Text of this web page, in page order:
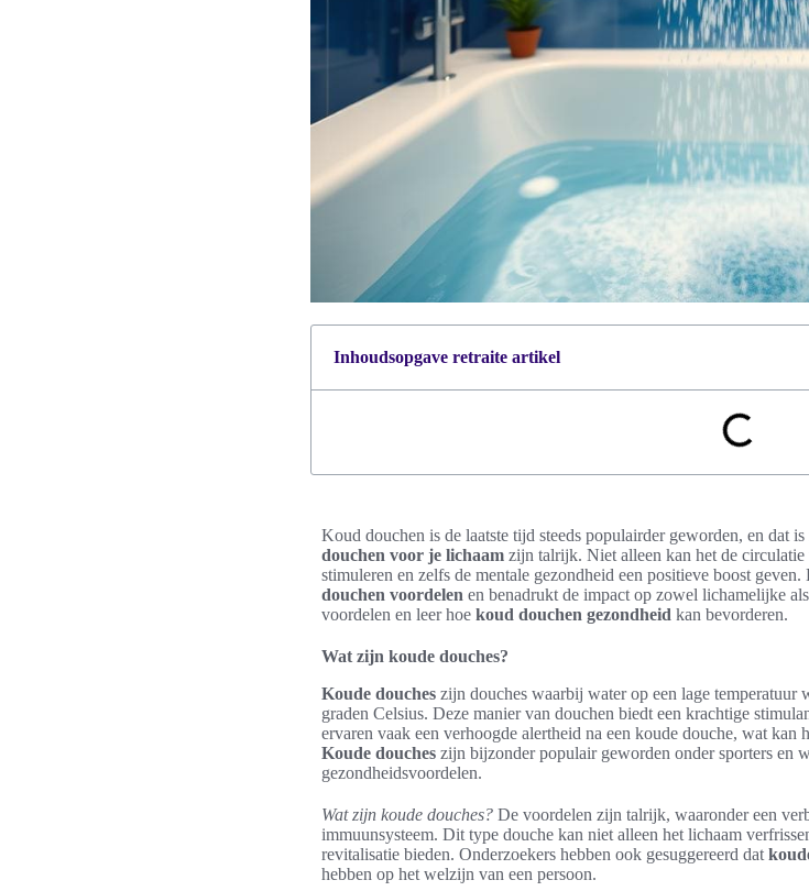
Inhoudsopgave retraite artikel
Koud douchen is de laatste tijd steeds populairder geworden, en dat
douchen voor je lichaam zijn talrijk. Niet alleen kan het de
stimuleren en zelfs de mentale gezondheid een positieve boost
douchen voordelen en benadrukt de impact op zowel lichamelijke
voordelen en leer hoe koud douchen gezondheid kan bevorderen.
Wat zijn koude douches?
Koude douches zijn douches waarbij water op een lage temperatuur
graden Celsius. Deze manier van douchen biedt een krachtige
ervaren vaak een verhoogde alertheid na een koude douche, wat kan
Koude douches zijn bijzonder populair geworden onder sporters en
gezondheidsvoordelen.
Wat zijn koude douches? De voordelen zijn talrijk, waaronder een
immuunsysteem. Dit type douche kan niet alleen het lichaam
revitalisatie bieden. Onderzoekers hebben ook gesuggereerd dat
hebben op het welzijn van een persoon.